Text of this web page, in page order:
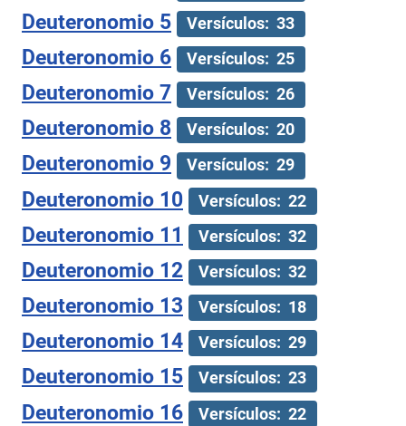
Deuteronomio 5 Versículos: 33
Deuteronomio 6 Versículos: 25
Deuteronomio 7 Versículos: 26
Deuteronomio 8 Versículos: 20
Deuteronomio 9 Versículos: 29
Deuteronomio 10 Versículos: 22
Deuteronomio 11 Versículos: 32
Deuteronomio 12 Versículos: 32
Deuteronomio 13 Versículos: 18
Deuteronomio 14 Versículos: 29
Deuteronomio 15 Versículos: 23
Deuteronomio 16 Versículos: 22